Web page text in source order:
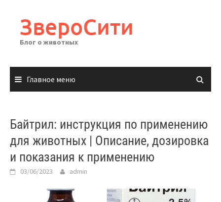
содержимому
ЗвероСити
Блог о животных
Главное меню
Байтрил: инструкция по применению
для животных | Описание, дозировка
и показания к применению
03/06/2023 admin